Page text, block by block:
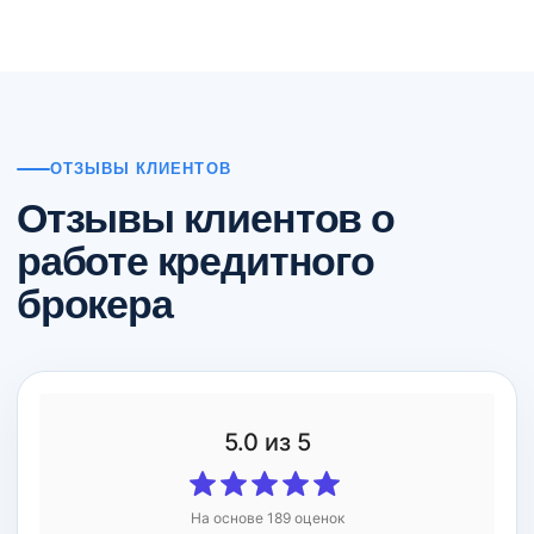
ОТЗЫВЫ КЛИЕНТОВ
Отзывы клиентов о
работе кредитного
брокера
5.0 из 5
На основе 189оценок